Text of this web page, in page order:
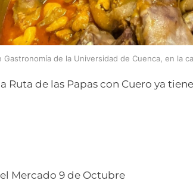
de la Universidad de Cuenca, en la
Ruta de las Papas con Cuero ya
Mercado 9 de Octubre